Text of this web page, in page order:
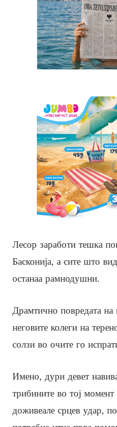
Лесор заработи тешка
Басконија, а сите што
останаа рамнодушни.
Драмтично повредата на
неговите колеги на
солзи во очите го
Имено, дури девет
трибините во тој момент
доживеале срцев удар,